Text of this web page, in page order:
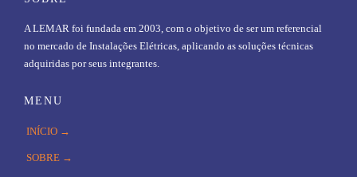
A LEMAR foi fundada em 2003, com o objetivo de ser um referencial
no mercado de Instalações Elétricas, aplicando as soluções técnicas
adquiridas por seus integrantes.
MENU
INÍCIO →
SOBRE →